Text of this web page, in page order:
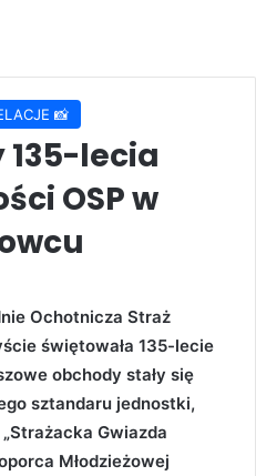
📸
135-lecia
OSP w
Ochotnicza Straż
świętowała 135-lecie
obchody stały się
sztandaru jednostki,
Gwiazda
Młodzieżowej